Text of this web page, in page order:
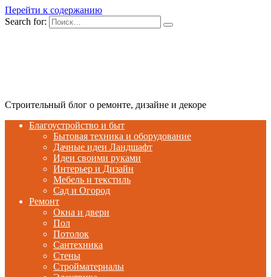
Перейти к содержанию
Search for:
Строительный блог о ремонте, дизайне и декоре
Благоустройство и быт
Бытовая техника и оборудование
Дачные идеи Ландшафт
Идеи своими руками
Интерьер и Дизайн
Мебель и текстиль
Сад и Огород
Ремонт
Окна и двери
Пол
Потолок
Сантехника
Стены
Стройматериалы